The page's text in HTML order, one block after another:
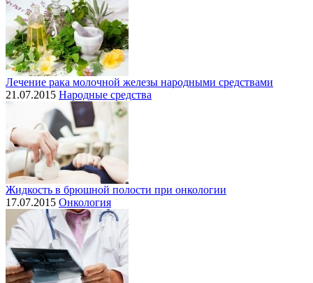
Лечение рака молочной железы народными средствами
21.07.2015 Народные средства
Жидкость в брюшной полости при онкологии
17.07.2015 Онкология